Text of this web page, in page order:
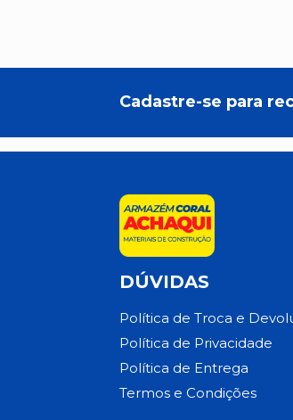
Cadastre-se para
DÚVIDAS
Política de Troca e
Política de Privacidade
Política de Entrega
Termos e Condições